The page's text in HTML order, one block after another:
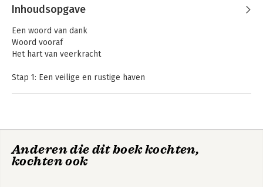
met angst
met boosheid
Inhoudsopgave
Een woord van dank
Woord vooraf
Het hart van veerkracht
Stap 1: Een veilige en rustige haven
Stap 7: Je verhaal en je pijn liefde geven
Stap 8: Je liefde en compassie in de wereld brengen
Anderen die dit boek kochten,
kochten ook